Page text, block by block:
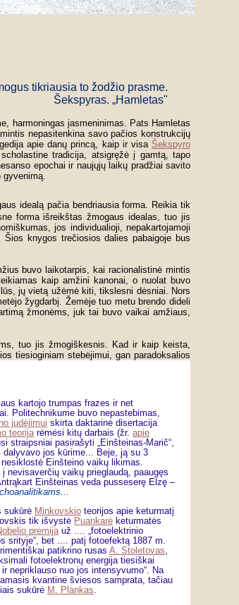
tikriausia to žodžio prasme.
Šekspyras. „Hamletas"
harmoningas įasmeninimas. Pats Hamletas
nepasitenkina savo pačios konstrukcijų
apie danų princą, kaip ir visa Šekspyro
tradicija, atsigręžė į gamtą, tapo
epochai ir naujųjų laikų pradžiai savito
gyvenimą.
idealą pačia bendriausia forma. Reikia tik
forma išreikštas žmogaus idealas, tuo jis
jos individualioji, nepakartojamoji
knygos trečiosios dalies pabaigoje bus
buvo laikotarpis, kai racionalistinė mintis
kaip amžini kanonai, o nuolat buvo
jų vietą užėmė kiti, tikslesni dėsniai. Nors
žygdarbį. Žemėje tuo metu brendo dideli
žmonėms, juk tai buvo vaikai amžiaus,
tuo jis žmogiškesnis. Kad ir kaip keista,
tiesioginiam stebėjimui, gan paradoksalios
kartojo trumpas frazes ir net
Politechnikume buvo nepastebimas,
judėjimui skirta daktarinė disertacija
teorijarėmėsi kitų darbais (žr. apie
straipsniai pasirašyti „Einšteinas-Marič“,
jos kūrime... Beje, ją su 3
Einšteino vaikų likimas.
nevisaverčių vaikų prieglaudą, paaugęs
Einšteinas veda pusseserę Elzę –
sukūrė Minkovskio teorijos apie keturmatį
tik išvystė Puankarė keturmatės
premijauž .... „fotoelektrinio
srityje“, bet .... patį fotoefektą 1887 m.
patikrino rusas A. Stoletovas,
fotoelektronų energija tiesiškai
nepriklauso nuo jos intensyvumo“. Na
kvantine šviesos samprata, tačiau
sukūrė M. Plankas.